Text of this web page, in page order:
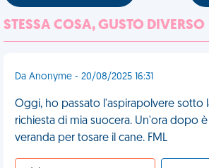
STESSA COSA, GUSTO DIVERSO
Da Anonyme - 20/08/2025 16:31
Oggi, ho passato l'aspirapolvere sotto
richiesta di mia suocera. Un'ora dopo
veranda per tosare il cane. FML